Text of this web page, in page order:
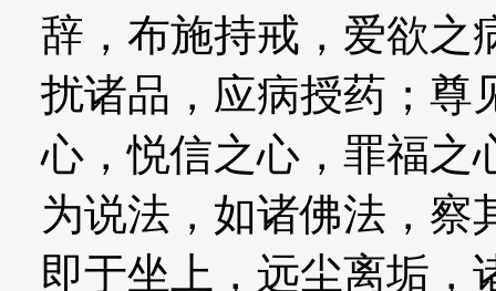
辞，布施持戒，爱欲之
扰诸品，应病授药；尊
心，悦信之心，罪福之
为说法，如诸佛法，察
即于坐上，远尘离垢，